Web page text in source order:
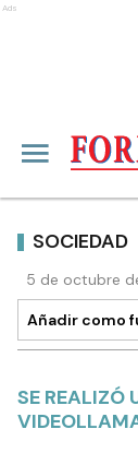
Ads
SOCIEDAD
5 de octubre
Añadir como
SE REALIZÓ